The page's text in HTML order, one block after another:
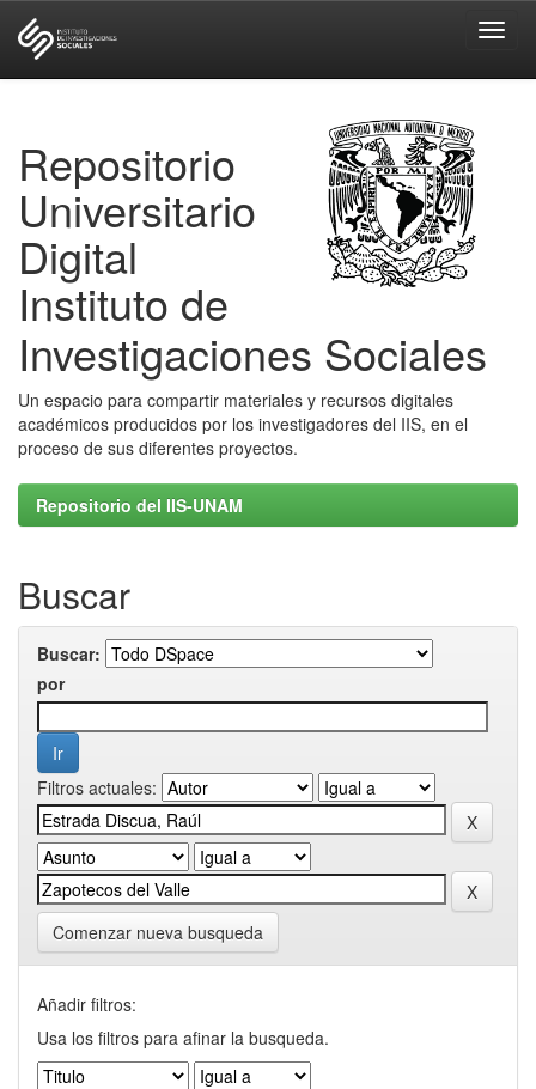
Repositorio
Universitario
Digital
Instituto de
Investigaciones Sociales
Un espacio para compartir materiales y recursos digitales
académicos producidos por los investigadores del IIS, en el
proceso de sus diferentes proyectos.
Repositorio del IIS-UNAM
Buscar
Buscar:
por
Filtros actuales:
Comenzar nueva busqueda
Añadir filtros:
Usa los filtros para afinar la busqueda.